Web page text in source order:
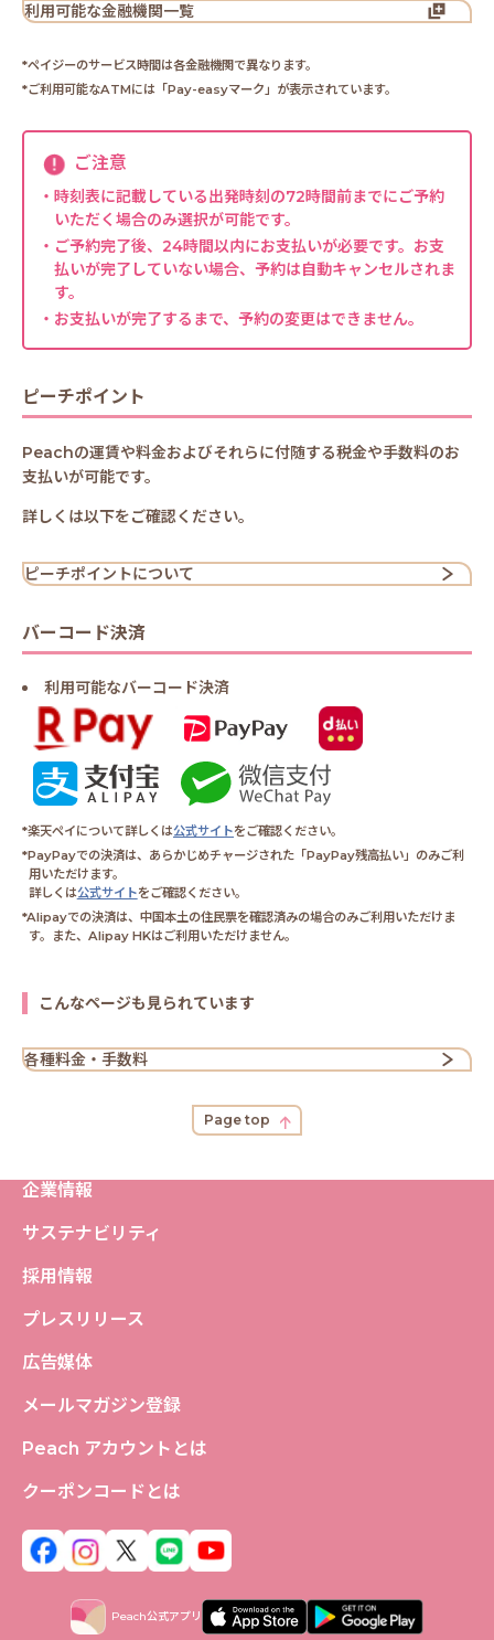
利用可能な金融機関一覧
*ペイジーのサービス時間は各金融機関で異なります。
*ご利用可能なATMには「Pay-easyマーク」が表示されています。
ご注意
・時刻表に記載している出発時刻の72時間前までにご予約
いただく場合のみ選択が可能です。
・ご予約完了後、24時間以内にお支払いが必要です。お支
払いが完了していない場合、予約は自動キャンセルされま
す。
・お支払いが完了するまで、予約の変更はできません。
ピーチポイント
Peachの運賃や料金およびそれらに付随する税金や手数料のお
支払いが可能です。
詳しくは以下をご確認ください。
ピーチポイントについて
バーコード決済
利用可能なバーコード決済
*楽天ペイについて詳しくは公式サイトをご確認ください。
*PayPayでの決済は、あらかじめチャージされた「PayPay残高払い」のみご利
用いただけます。
詳しくは公式サイトをご確認ください。
*Alipayでの決済は、中国本土の住民票を確認済みの場合のみご利用いただけま
す。また、Alipay HKはご利用いただけません。
こんなページも見られています
各種料金・手数料
Page top
企業情報
サステナビリティ
採用情報
プレスリリース
広告媒体
メールマガジン登録
Peach アカウントとは
クーポンコードとは
Peach公式アプリ